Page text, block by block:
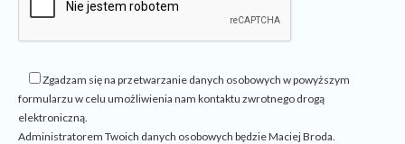
Zgadzam się na przetwarzanie danych osobowych w powyższym
formularzu w celu umożliwienia nam kontaktu zwrotnego drogą
elektroniczną.
Administratorem Twoich danych osobowych będzie Maciej Broda.